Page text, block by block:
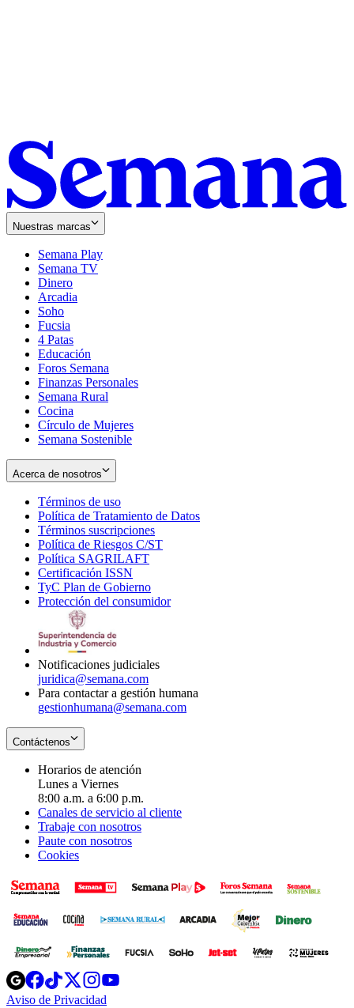
Nuestras marcas
Semana Play
Semana TV
Dinero
Arcadia
Soho
in
new
window
Fucsia
in
new
window
4 Patas
Educación
Foros Semana
Finanzas Personales
Semana Rural
Cocina
Círculo de Mujeres
Semana Sostenible
Acerca de nosotros
Términos de uso
in
new
window
Política de Tratamiento de Datos
Términos suscripciones
in
Política de Riesgos C/ST
Política SAGRILAFT
new
window
Certificación ISSN
in
new
TyC Plan de Gobierno
in
Protección del consumidorOpens
Notificaciones judiciales
juridica@semana.com
Para contactar a gestión humana
gestionhumana@semana.com
Contáctenos
Horarios de atención
Lunes a Viernes
8:00 a.m. a 6:00 p.m.
Canales de servicio al cliente
Trabaje con nosotros
Paute con nosotros
Cookies
Opens
in
Opens
in
Opens
in
Opens
Aviso de Privacidad